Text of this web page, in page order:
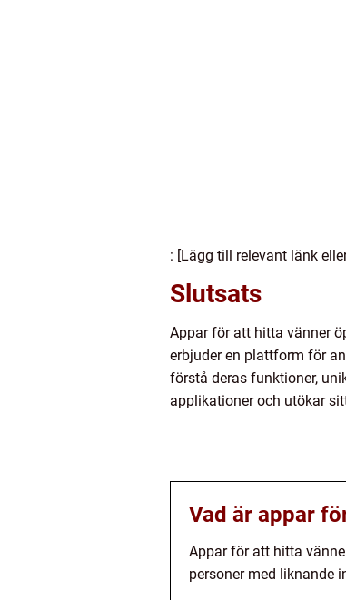
: [Lägg till relevant länk
Slutsats
Appar för att hitta vänner
erbjuder en plattform för
förstå deras funktioner,
applikationer och utökar
Vad är appar
Appar för att hitta
personer med liknande